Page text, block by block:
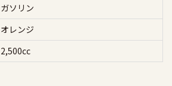
ガソリン
オレンジ
2,500cc